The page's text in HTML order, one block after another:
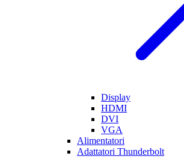
Display
HDMI
DVI
VGA
Alimentatori
Adattatori Thunderbolt